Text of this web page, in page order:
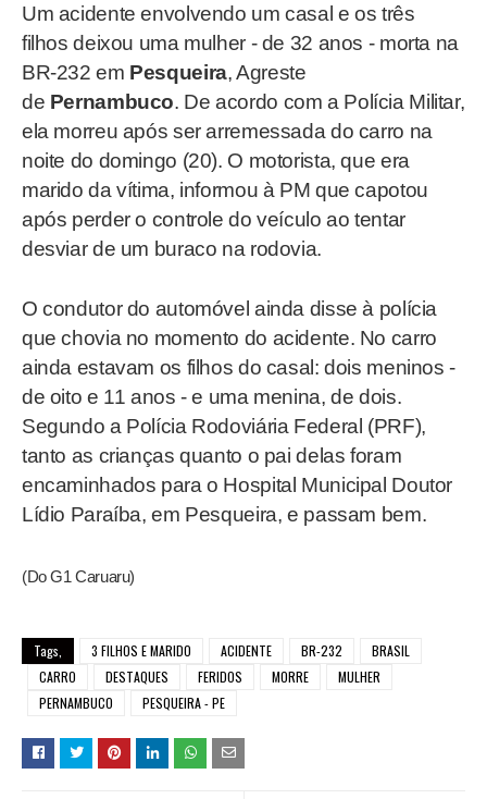
Um acidente envolvendo um casal e os três
filhos deixou uma mulher - de 32 anos - morta na
BR-232 em Pesqueira, Agreste
de Pernambuco. De acordo com a Polícia Militar,
ela morreu após ser arremessada do carro na
noite do domingo (20). O motorista, que era
marido da vítima, informou à PM que capotou
após perder o controle do veículo ao tentar
desviar de um buraco na rodovia.
O condutor do automóvel ainda disse à polícia
que chovia no momento do acidente. No carro
ainda estavam os filhos do casal: dois meninos -
de oito e 11 anos - e uma menina, de dois.
Segundo a Polícia Rodoviária Federal (PRF),
tanto as crianças quanto o pai delas foram
encaminhados para o Hospital Municipal Doutor
Lídio Paraíba, em Pesqueira, e passam bem.
(Do G1 Caruaru)
Tags, 3 FILHOS E MARIDO ACIDENTE BR-232
BRASIL
CARRO
DESTAQUES FERIDOS MORRE
MULHER
PERNAMBUCO
PESQUEIRA - PE